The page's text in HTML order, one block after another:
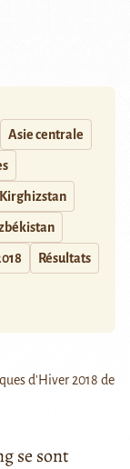
Asie centrale
Kirghizstan
Résultats
d'Hiver 2018 de
se sont